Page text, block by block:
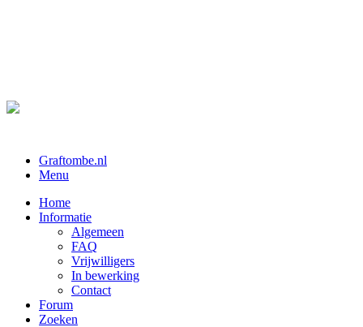
Graftombe.nl
Menu
Home
Informatie
Algemeen
FAQ
Vrijwilligers
In bewerking
Contact
Forum
Zoeken